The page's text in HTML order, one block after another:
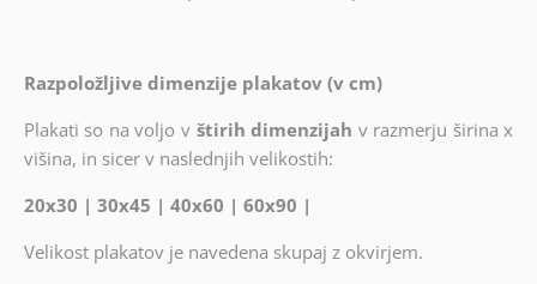
Razpoložljive dimenzije plakatov (v cm)
Plakati so na voljo v štirih dimenzijah v razmerju širina x
višina, in sicer v naslednjih velikostih:
20x30 | 30x45 | 40x60 | 60x90 |
Velikost plakatov je navedena skupaj z okvirjem.